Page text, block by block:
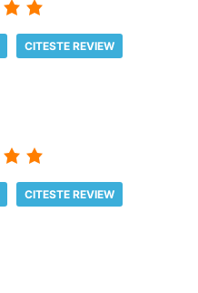
CITESTE REVIEW
CITESTE REVIEW